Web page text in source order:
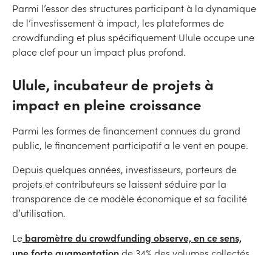
Parmi l’essor des structures participant à la dynamique
de l’investissement à impact, les plateformes de
crowdfunding et plus spécifiquement Ulule occupe une
place clef pour un impact plus profond.
Ulule, incubateur de projets à
impact en pleine croissance
Parmi les formes de financement connues du grand
public, le financement participatif a le vent en poupe.
Depuis quelques années, investisseurs, porteurs de
projets et contributeurs se laissent séduire par la
transparence de ce modèle économique et sa facilité
d’utilisation.
Le baromètre du crowdfunding observe, en ce sens,